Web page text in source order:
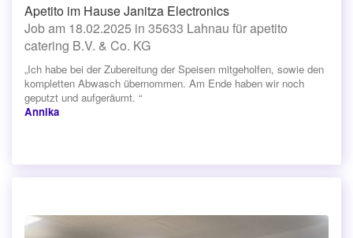
Apetito im Hause Janitza Electronics
Job am 18.02.2025 in 35633 Lahnau für apetito
catering B.V. & Co. KG
„Ich habe bei der Zubereitung der Speisen mitgeholfen, sowie den
kompletten Abwasch übernommen. Am Ende haben wir noch
geputzt und aufgeräumt. “
Annika